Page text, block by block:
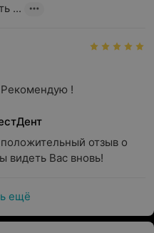
...
!
отзыв о
видеть Вас вновь!
ещё